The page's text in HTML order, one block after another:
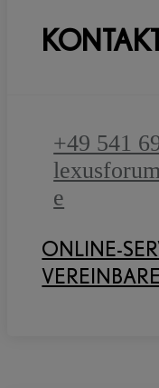
+49 541
e
ONLINE-